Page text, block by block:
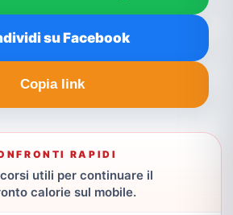
su Facebook
Copia link
RAPIDI
utili per continuare il
calorie sul mobile.